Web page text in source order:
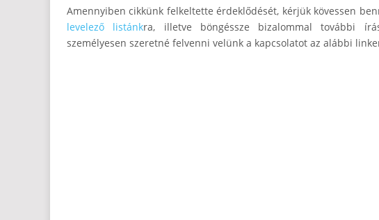
Amennyiben cikkünk felkeltette érdeklődését, kérjük kövessen
levelező listánkra, illetve böngéssze bizalommal további
személyesen szeretné felvenni velünk a kapcsolatot az alábbi